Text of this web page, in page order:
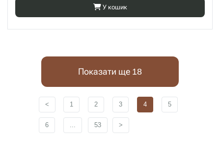
У кошик
Показати ще 18
< 1 2 3 4 5
6 ... 53 >